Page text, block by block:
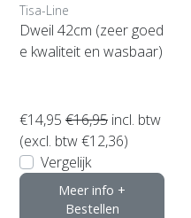
Tisa-Line
Dweil 42cm (zeer goed
e kwaliteit en wasbaar)
€14,95 €16,95 incl. btw
(excl. btw €12,36)
Vergelijk
Meer info +
Bestellen